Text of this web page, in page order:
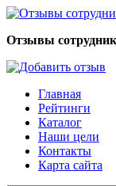
Отзывы
Главная
Рейтинги
Каталог
Наши цели
Контакты
Карта сайта